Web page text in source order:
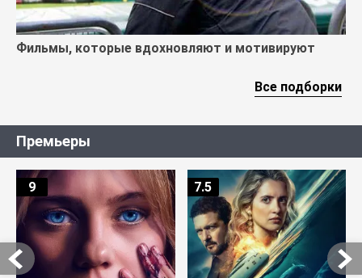
Фильмы, которые вдохновляют и мотивируют
Все подборки
Премьеры
9 7.5